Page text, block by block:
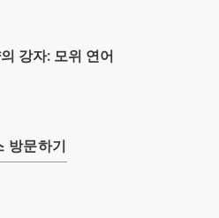
강자: 모위 연어
방문하기